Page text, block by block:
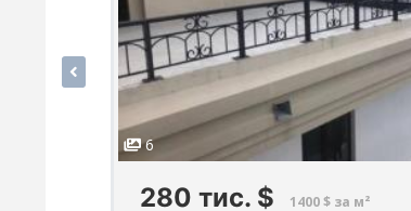
6
280 тис. $ 1400 $ за м²